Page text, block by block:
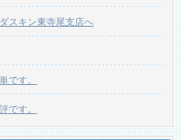
スキン東寺尾支店へ
です。
です。